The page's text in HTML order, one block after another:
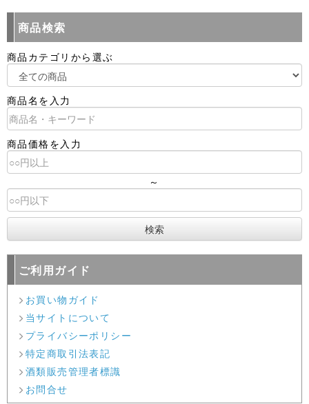
商品検索
商品カテゴリから選ぶ
商品名を入力
商品価格を入力
～
ご利用ガイド
お買い物ガイド
当サイトについて
プライバシーポリシー
特定商取引法表記
酒類販売管理者標識
お問合せ